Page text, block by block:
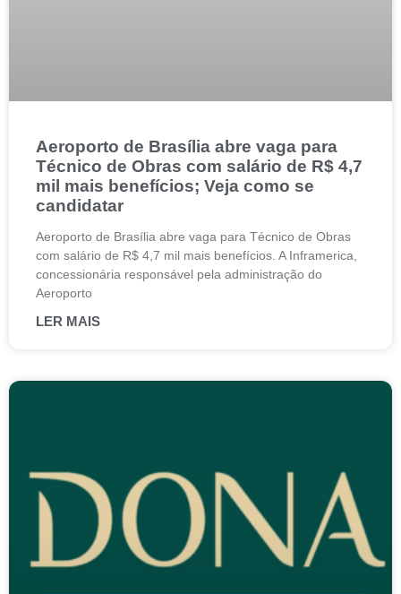
Aeroporto de Brasília abre vaga para
Técnico de Obras com salário de R$ 4,7
mil mais benefícios; Veja como se
candidatar
Aeroporto de Brasília abre vaga para Técnico de Obras
com salário de R$ 4,7 mil mais benefícios. A Inframerica,
concessionária responsável pela administração do
Aeroporto
LER MAIS